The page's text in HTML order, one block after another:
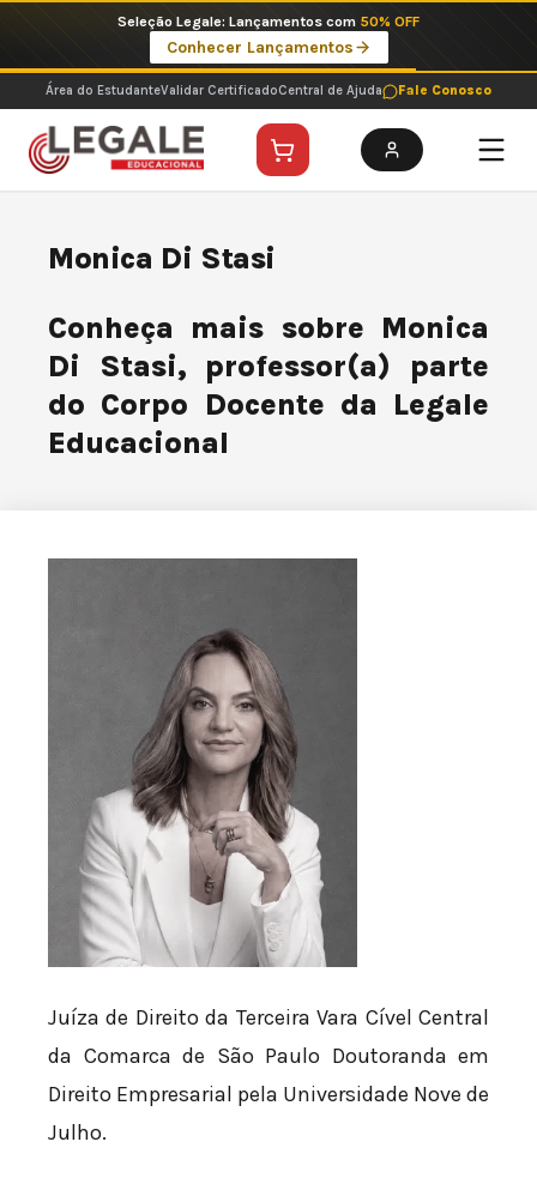
o
conteúdo
Seleção Legale: Lançamentos com 50% OFF
Conhecer Lançamentos
Área do EstudanteValidar CertificadoCentral de Ajuda Fale Conosco
Monica Di Stasi
Conheça mais sobre Monica
Di Stasi, professor(a) parte
do Corpo Docente da Legale
Educacional
Juíza de Direito da Terceira Vara Cível Central
da Comarca de São Paulo Doutoranda em
Direito Empresarial pela Universidade Nove de
Julho.